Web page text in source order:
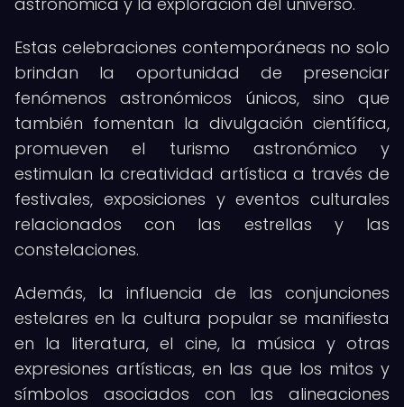
Estas celebraciones contemporáneas no solo
brindan la oportunidad de presenciar
fenómenos astronómicos únicos, sino que
también fomentan la divulgación científica,
promueven el turismo astronómico y
estimulan la creatividad artística a través de
festivales, exposiciones y eventos culturales
relacionados con las estrellas y las
constelaciones.
Además, la influencia de las conjunciones
estelares en la cultura popular se manifiesta
en la literatura, el cine, la música y otras
expresiones artísticas, en las que los mitos y
símbolos asociados con las alineaciones